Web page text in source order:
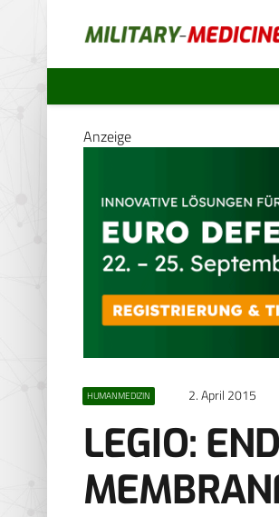
Anzeige
HUMANMEDIZIN 2. April 2015
LEGIO: